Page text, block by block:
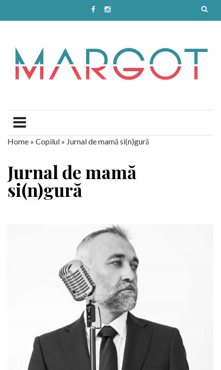
Home » Copilul » Jurnal de mamă si(n)gură
Jurnal de mamă
si(n)gură